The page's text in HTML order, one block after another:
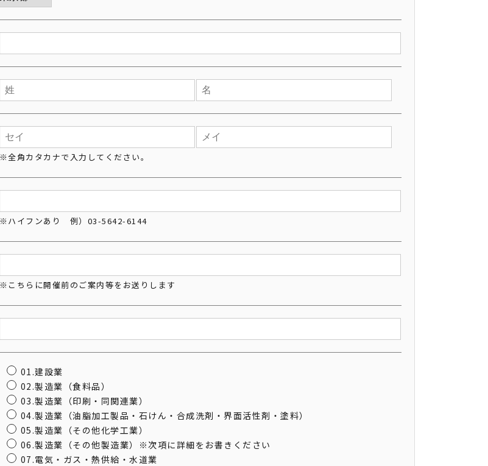
※全角カタカナで入力してください。
※ハイフンあり 例）03-5642-6144
※こちらに開催前のご案内等をお送りします
01.建設業
02.製造業（食料品）
03.製造業（印刷・同関連業）
04.製造業（油脂加工製品・石けん・合成洗剤・界面活性剤・塗料）
05.製造業（その他化学工業）
06.製造業（その他製造業）※次項に詳細をお書きください
07.電気・ガス・熱供給・水道業